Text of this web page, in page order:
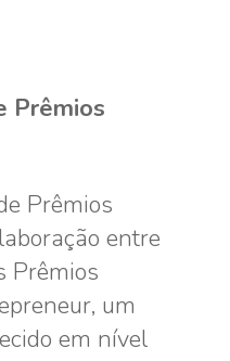
Prêmios
Prêmios
entre
Prêmios
um
em nível